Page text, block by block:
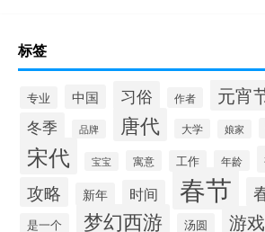
标签
专业 中国 习俗 作者 元宵
冬季 品牌 唐代 大学 娘家
宋代 宝宝 寓意 工作 年龄
攻略 新年 时间 春节
是一个 梦幻西游 汤圆 游戏